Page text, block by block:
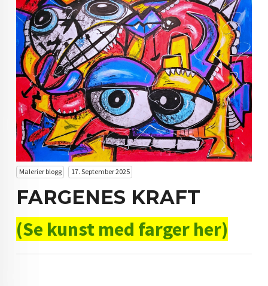
ARTIKLER OM KUNST
INTERIØR OG KUNST
KUNST INVESTERING
KUNSTSTILER
FARGETEORI
KJØP KUNST TIL SALGS
POP ART
FARGERIK KUNST
MALERIER TIL SALGS
KUNST
Malerier blogg 17. September 2025
FARGENES KRAFT
(Se kunst med farger her)